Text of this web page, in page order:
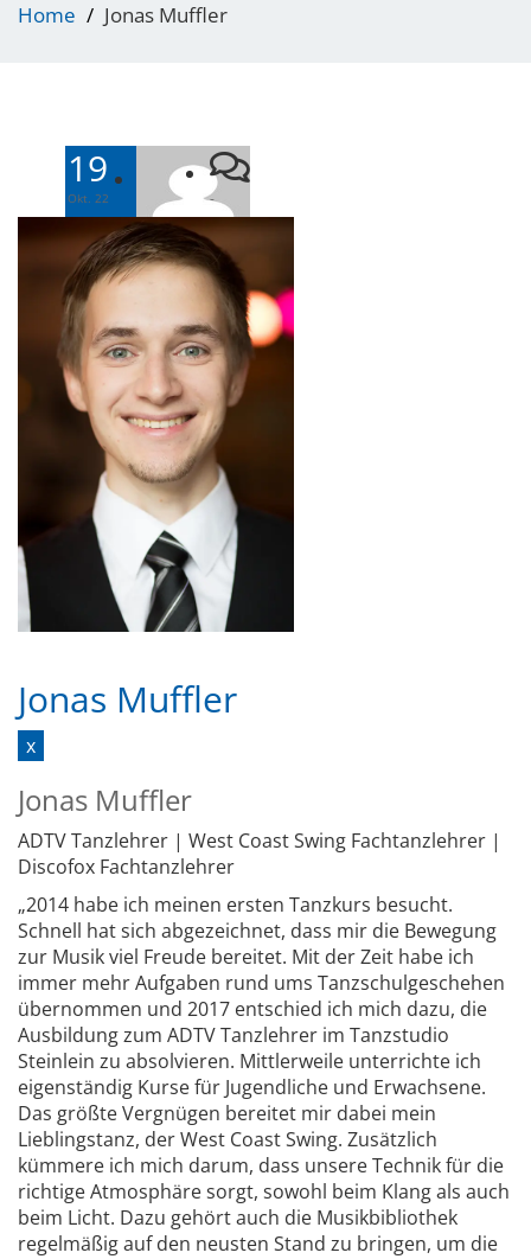
Home Jonas Muffler
19
Okt. 22 -
Jonas Muffler
x
Jonas Muffler
ADTV Tanzlehrer | West Coast Swing Fachtanzlehrer |
Discofox Fachtanzlehrer
„2014 habe ich meinen ersten Tanzkurs besucht.
Schnell hat sich abgezeichnet, dass mir die Bewegung
zur Musik viel Freude bereitet. Mit der Zeit habe ich
immer mehr Aufgaben rund ums Tanzschulgeschehen
übernommen und 2017 entschied ich mich dazu, die
Ausbildung zum ADTV Tanzlehrer im Tanzstudio
Steinlein zu absolvieren. Mittlerweile unterrichte ich
eigenständig Kurse für Jugendliche und Erwachsene.
Das größte Vergnügen bereitet mir dabei mein
Lieblingstanz, der West Coast Swing. Zusätzlich
kümmere ich mich darum, dass unsere Technik für die
richtige Atmosphäre sorgt, sowohl beim Klang als auch
beim Licht. Dazu gehört auch die Musikbibliothek
regelmäßig auf den neusten Stand zu bringen, um die